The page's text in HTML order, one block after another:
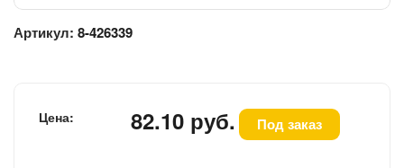
Артикул: 8-426339
Цена: 82.10 руб. Под заказ